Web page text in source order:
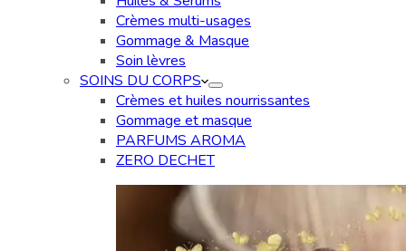
Crèmes multi-usages
Gommage & Masque
Soin lèvres
SOINS DU CORPS
Crèmes et huiles nourrissantes
Gommage et masque
PARFUMS AROMA
ZERO DECHET